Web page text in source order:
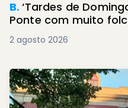
B.‘Tardes de
Ponte com muito
2 agosto 2026